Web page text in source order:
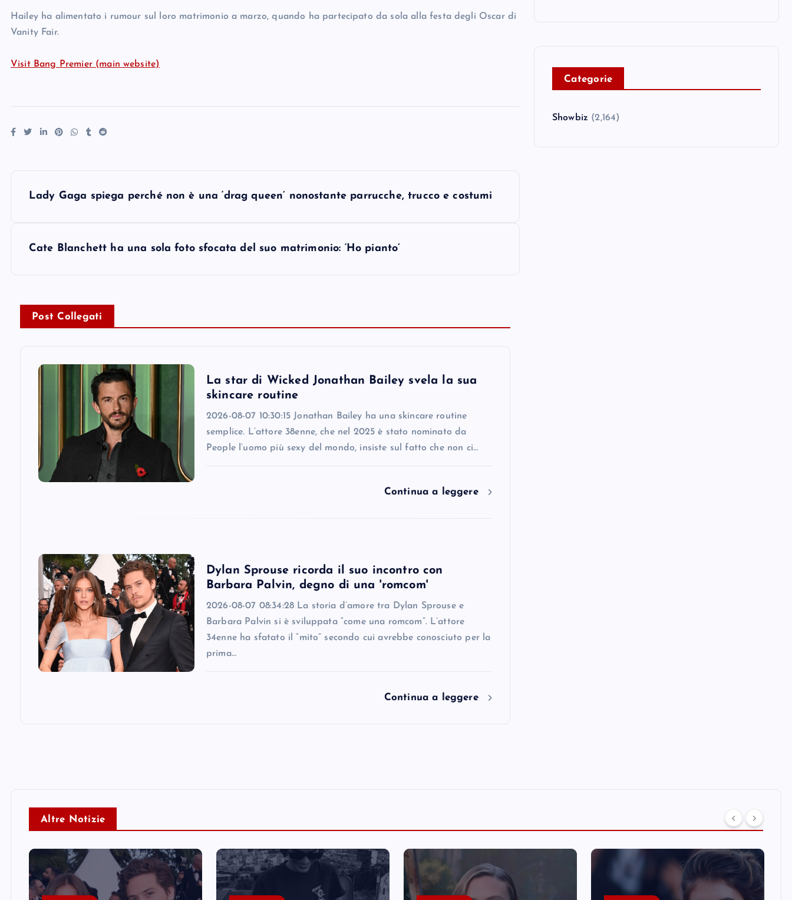
Hailey ha alimentato i rumour sul loro matrimonio a marzo, quando ha partecipato da sola alla festa degli Oscar di
Vanity Fair.
Visit Bang Premier (main website)
Lady Gaga spiega perché non è una ‘drag queen’ nonostante parrucche, trucco e costumi
Cate Blanchett ha una sola foto sfocata del suo matrimonio: ‘Ho pianto’
Post Collegati
La star di Wicked Jonathan Bailey svela la sua
skincare routine
2026-08-07 10:30:15 Jonathan Bailey ha una skincare routine
semplice. L’attore 38enne, che nel 2025 è stato nominato da
People l’uomo più sexy del mondo, insiste sul fatto che non ci…
Continua a leggere
Dylan Sprouse ricorda il suo incontro con
Barbara Palvin, degno di una 'romcom'
2026-08-07 08:34:28 La storia d’amore tra Dylan Sprouse e
Barbara Palvin si è sviluppata “come una romcom”. L’attore
34enne ha sfatato il “mito” secondo cui avrebbe conosciuto per la
prima…
Continua a leggere
Categorie
Showbiz (2,164)
Altre Notizie